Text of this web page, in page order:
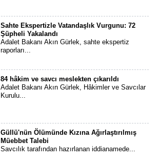
Sahte Ekspertizle Vatandaşlık Vurgunu: 72
Şüpheli Yakalandı
Adalet Bakanı Akın Gürlek, sahte ekspertiz
raporları...
84 hâkim ve savcı meslekten çıkarıldı
Adalet Bakanı Akın Gürlek, Hâkimler ve Savcılar
Kurulu...
Güllü'nün Ölümünde Kızına Ağırlaştırılmış
Müebbet Talebi
Savcılık tarafından hazırlanan iddianamede...